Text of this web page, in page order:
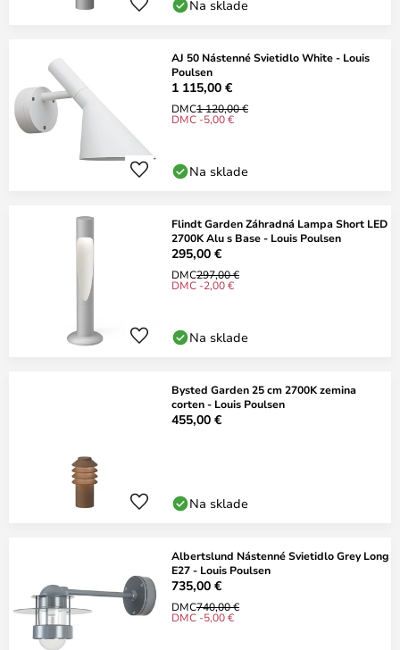
Na sklade
AJ 50 Nástenné Svietidlo White - Louis
Poulsen
1 115,00 €
DMC1 120,00 €
DMC -5,00 €
Na sklade
Flindt Garden Záhradná Lampa Short LED
2700K Alu s Base - Louis Poulsen
295,00 €
DMC297,00 €
DMC -2,00 €
Na sklade
Bysted Garden 25 cm 2700K zemina
corten - Louis Poulsen
455,00 €
Na sklade
Albertslund Nástenné Svietidlo Grey Long
E27 - Louis Poulsen
735,00 €
DMC740,00 €
DMC -5,00 €